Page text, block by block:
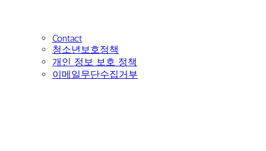
Contact
청소년보호정책
개인 정보 보호 정책
이메일무단수집거부